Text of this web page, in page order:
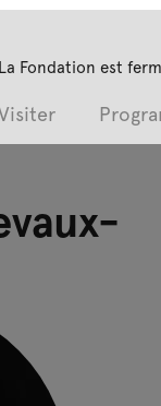
La Fondation est